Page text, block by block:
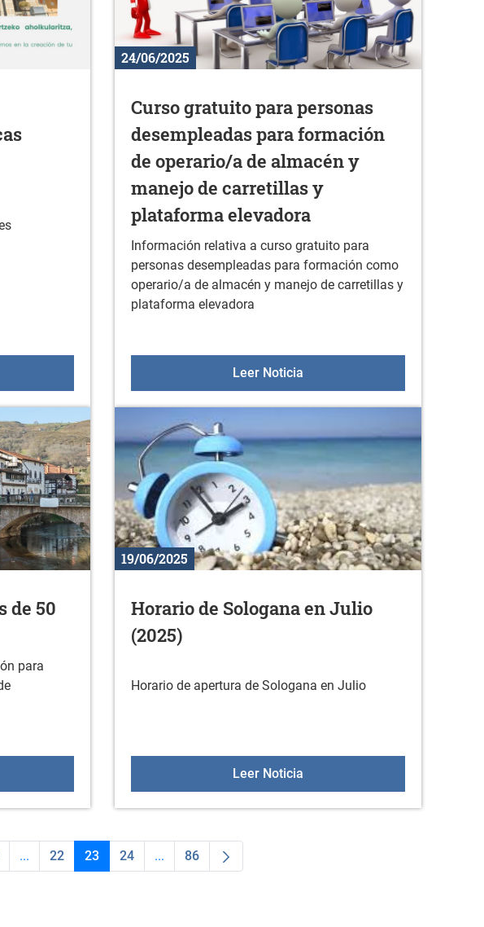
de apoyo a las Comunidades Energéticas
24/06/2025
Curso gratuito para personas
desempleadas para formación
de operario/a de almacén y
manejo de carretillas y
plataforma elevadora
Información relativa a curso gratuito para
personas desempleadas para formación como
operario/a de almacén y manejo de carretillas y
plataforma elevadora
Leer Noticia
de 50
para
para mayores de 50 años el 19 de julio
19/06/2025
Horario de Sologana en Julio
(2025)
Horario de apertura de Sologana en Julio
Leer Noticia
...Páginas intermedias Use TAB para desplazarse.
Página
22 Página
23 Página
24 ...Páginas intermedias Use TAB para desplazarse.
Página
86